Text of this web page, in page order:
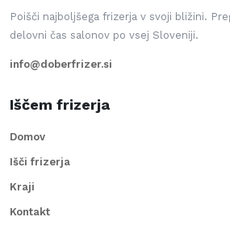
Poišči najboljšega frizerja v svoji bližini.
delovni čas salonov po vsej Sloveniji.
info@doberfrizer.si
Iščem frizerja
Domov
Išči frizerja
Kraji
Kontakt